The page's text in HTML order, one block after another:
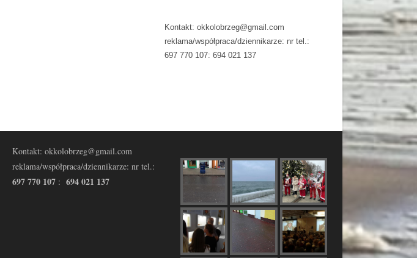
Kontakt: okkolobrzeg@gmail.com
reklama/współpraca/dziennikarze: nr tel.:
697 770 107: 694 021 137
Kontakt: okkolobrzeg@gmail.com
reklama/współpraca/dziennikarze: nr tel.:
697 770 107 : 694 021 137